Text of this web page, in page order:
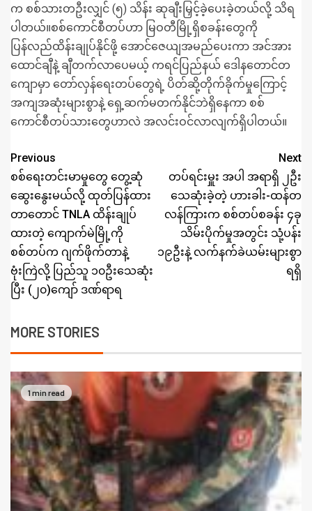
က စစ်သားတဦးလျှင် (၅) သိန်း ဆုချီးမြှင့်ခဲ့ပေးခဲ့တယ်လို့ သိရ
ပါတယ်။စစ်ကောင်စီတပ်ဟာ မြဝတီမြို့ရှိစခန်းတွေကို
ပြန်လည်ထိန်းချုပ်နိုင်ဖို့ အောင်ဇေယျအမည်ပေးကာ အင်အား
ထောင်ချီနဲ့ ချီတက်လာပေမယ့် ကရင်ပြည်နယ် ဒေါနတောင်တ
ကျောမှာ တော်လှန်ရေးတပ်တွေရဲ့ ပိတ်ဆို့တိုက်ခိုက်မှုကြောင့်
အကျအဆုံးများစွာနဲ့ ရှေ့ဆက်မတက်နိုင်ဘဲရှိနေကာ စစ်
ကောင်စီတပ်သားတွေဟာလဲ အလင်းဝင်လာလျက်ရှိပါတယ်။
Previous
စစ်ရေးတင်းမာမှုတွေ တွေ့ဆုံ
ဆွေးနွေးမယ်လို့ ထုတ်ပြန်ထား
တာတောင် TNLA ထိန်းချုပ်
ထားတဲ့ ကျောက်မဲမြို့ကို
စစ်တပ်က ဂျက်ဖိုက်တာနဲ့
ဗုံးကြဲလို့ ပြည်သူ ၁၀ဦးသေဆုံး
ပြီး (၂၀)ကျော် ဒဏ်ရာရ
Next
တပ်ရင်းမှူး အပါ အရာရှိ ၂ဦး
သေဆုံးခဲ့တဲ့ ဟားခါး-ထန်တ
လန်ကြားက စစ်တပ်စခန်း ၄ခု
သိမ်းပိုက်မှုအတွင်း သုံ့ပန်း
၁၉ဦးနဲ့ လက်နက်ခဲယမ်းများစွာ
ရရှိ
MORE STORIES
1 min read